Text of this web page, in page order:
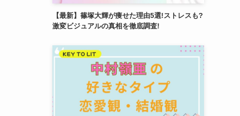
【最新】篠塚大輝が痩せた理由5選!ストレスも?
激変ビジュアルの真相を徹底調査!